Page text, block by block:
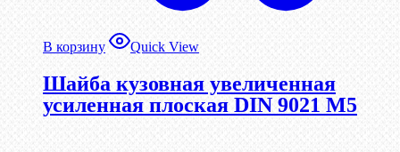
В корзину Quick View
Шайба кузовная увеличенная
усиленная плоская DIN 9021 М5